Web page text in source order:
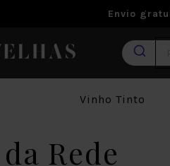
Envio
Vinho Tinto
Rede